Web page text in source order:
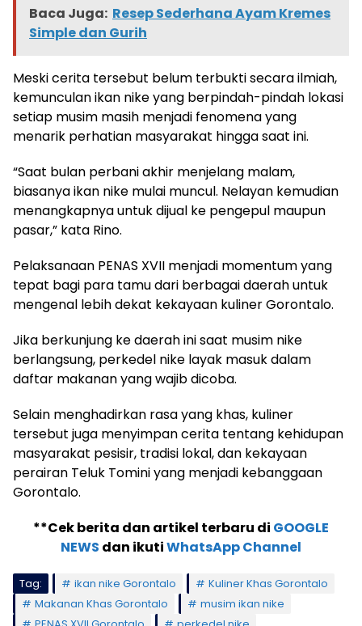
Baca Juga: Resep Sederhana Ayam Kremes
Simple dan Gurih
Meski cerita tersebut belum terbukti secara ilmiah,
kemunculan ikan nike yang berpindah-pindah lokasi
setiap musim masih menjadi fenomena yang
menarik perhatian masyarakat hingga saat ini.
“Saat bulan perbani akhir menjelang malam,
biasanya ikan nike mulai muncul. Nelayan kemudian
menangkapnya untuk dijual ke pengepul maupun
pasar,” kata Rino.
Pelaksanaan PENAS XVII menjadi momentum yang
tepat bagi para tamu dari berbagai daerah untuk
mengenal lebih dekat kekayaan kuliner Gorontalo.
Jika berkunjung ke daerah ini saat musim nike
berlangsung, perkedel nike layak masuk dalam
daftar makanan yang wajib dicoba.
Selain menghadirkan rasa yang khas, kuliner
tersebut juga menyimpan cerita tentang kehidupan
masyarakat pesisir, tradisi lokal, dan kekayaan
perairan Teluk Tomini yang menjadi kebanggaan
Gorontalo.
**Cek berita dan artikel terbaru di GOOGLE
NEWS dan ikutiWhatsApp Channel
Tag: ikan nike Gorontalo
Kuliner Khas Gorontalo
Makanan Khas Gorontalo
musim ikan nike